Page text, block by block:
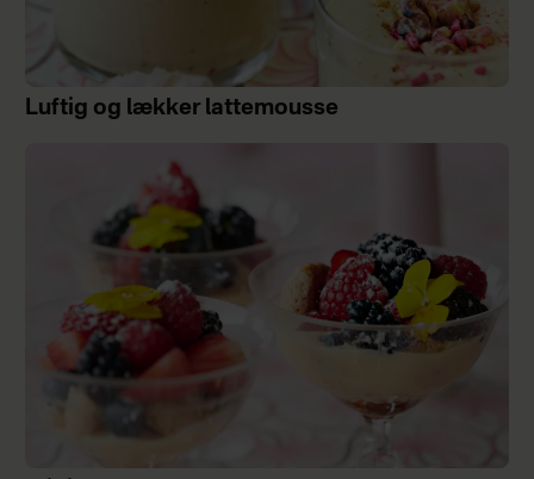
Luftig og lækker lattemousse